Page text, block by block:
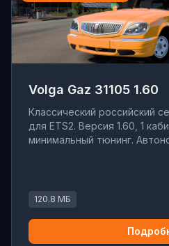
Volga Gaz 31105 1.60
Классический российский
для ETS2. Версия 1.60, 1
минимальный тюнинг.
120.8 МБ